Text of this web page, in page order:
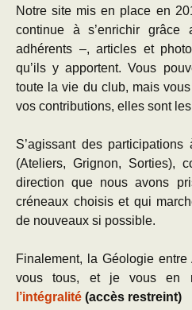
Notre site mis en place en
continue à s’enrichir
adhérents –, articles et
qu’ils y apportent. Vous
toute la vie du club, mais
vos contributions, elles sont
S’agissant des
(Ateliers, Grignon, Sorties),
direction que nous avons
créneaux choisis et qui
de nouveaux si possible.
Finalement, la Géologie
vous tous, et je vous en
l’intégralité (accès restreint)